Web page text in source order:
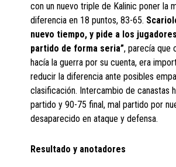
con un nuevo triple de Kalinic poner la
diferencia en 18 puntos, 83-65.
nuevo tiempo, y pide a los
partido de forma seria”, parecía que
hacía la guerra por su cuenta, era
reducir la diferencia ante posibles
clasificación. Intercambio de canastas
partido y 90-75 final, mal partido por
desaparecido en ataque y defensa.
Resultado y anotadores